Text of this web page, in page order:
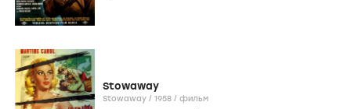
Stowaway
Stowaway / 1958 / фильм